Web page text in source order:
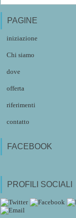
PAGINE
iniziazione
Chi siamo
dove
offerta
riferimenti
contatto
FACEBOOK
PROFILI SOCIALI